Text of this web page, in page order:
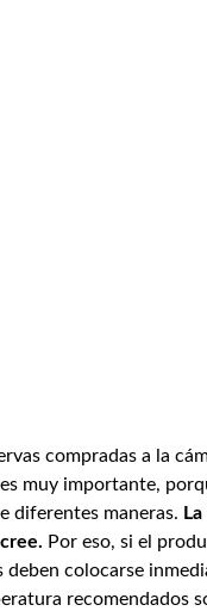
compradas a la
muy importante,
diferentes maneras.
Por eso, si el
deben colocarse
recomendados